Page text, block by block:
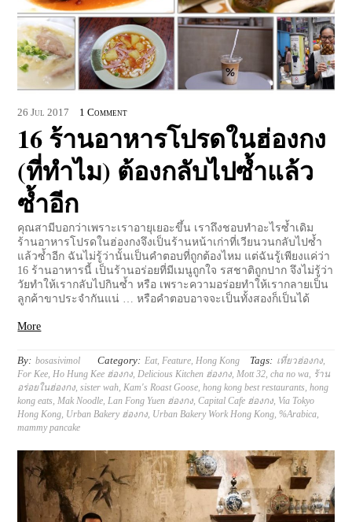
26 Jul 2017 1 Comment
16 ร้านอาหารโปรดในฮ่องกง
(ที่ทำไม) ต้องกลับไปซ้ำแล้ว
ซ้ำอีก
คุณสามีบอกว่าเพราะเราอายุเยอะขึ้น เราถึงชอบทำอะไรซ้ำเดิม
ร้านอาหารโปรดในฮ่องกงจึงเป็นร้านหน้าเก่าที่เวียนวนกลับไปซ้ำ
แล้วซ้ำอีก ฉันไม่รู้ว่านั้นเป็นคำตอบที่ถูกต้องไหม แต่ฉันรู้เพียงแค่ว่า
16 ร้านอาหารนี้ เป็นร้านอร่อยที่มีเมนูถูกใจ รสชาติถูกปาก จึงไม่รู้ว่า
วัยทำให้เรากลับไปกินซ้ำ หรือ เพราะความอร่อยทำให้เรากลายเป็น
ลูกค้าขาประจำกันแน่ … หรือคำตอบอาจจะเป็นทั้งสองก็เป็นได้
More
By: bosasivimol Category: Eat, Feature Hong Kong Tags: เที่ยวฮ่องกง,
For Kee Ho Hung Kee ฮ่องกง, Delicious Kitchen ฮ่องกง, Mott 32 ,cha no wa ร้าน
อร่อยในฮ่องกง,sister wah Kam's Roast Goose ,hong kong best restaurants ,hong
kong eats Mak Noodle Lan Fong Yuen ฮ่องกง,Capital Cafe ฮ่องกง, Via Tokyo
Hong Kong Urban Bakery ฮ่องกง, Urban Bakery Work Hong Kong ,%Arabica
mammy pancake